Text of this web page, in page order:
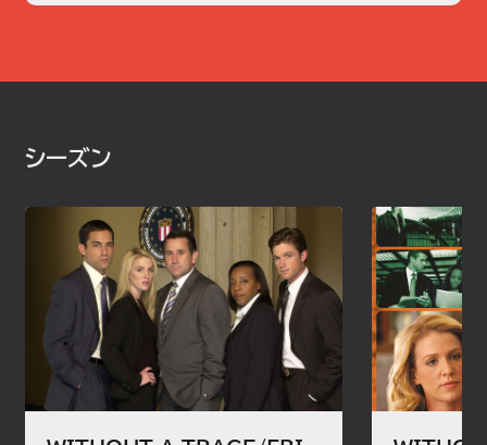
らかになっていく｡
しかし､短期間のうちに転職を繰り返し､そのたびに住居を変
数週間前に階段から落ちて病院に運ばれた彼女は､過去にも
かる｡
た｡
この町では7年前にも13歳の少女が失踪､殺害された事件
起訴となったが､事件の類似性から今回もまた容疑者として
一方､サマンサとマーティンの関係に亀裂が生じる｡
強盗罪で服役していたラフィエルだったが､仮出所後は心を
しかし､大量のドラッグを積んだ車からラフィエルの指紋が検
出され､事態は一変する｡
圧倒的に不利な状況の中､ダニーは兄の無実を信じて捜索を
続ける｡
71歳の元保険調査員が行方不明になる｡
失踪前､彼はアパートの屋上から飛び降りようとしていたが
思いとどまり､その後2人の男と黒い車に乗り込んだという｡
ジャックたちの必死の捜索にもかかわらず､男に関する情報
は少なく捜査は遅々として進まない｡
やがて､男の人生は奇妙なほどジャックのそれと酷似してい
ることがわかってくる｡
ペイジ･ホブソンが失踪する｡
職場にニューヨーク市警の刑事が聞き込みに来たことに怯
え､そのまま姿を消したという｡捜査を開始してすぐに､その
刑事が偽物だと判明｡
捜索が進み､人権保護や環境保護に熱心だったペイジが､そ
の正義感をテロリストに利用されていた可能性が浮上する｡
一方､ビビアンはついに心臓手術を受けることになる｡
シーズン